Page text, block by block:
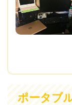
ポータブ